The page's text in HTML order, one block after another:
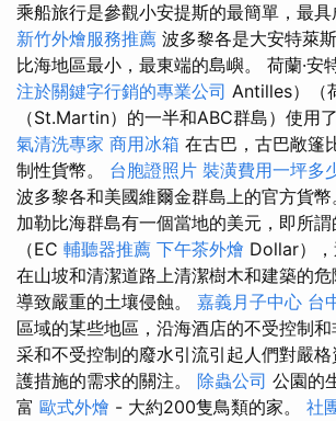
乘船旅行是參觀小安提斯的最簡單，最具
新竹外燴服務推薦 波多黎各是大安特萊
比海地區最小，最東端的島嶼。 荷蘭·安
注於關鍵字行銷的專業公司 Antilles）（
（St.Martin）的一半和ABC群島）使用
氣清洗專家 商用冰箱 在古巴，古巴敞篷
制性貨幣。 台胞證照片 裝潢費用一坪多
波多黎各和美國維爾金群島上的官方貨幣
加勒比海群島有一個當地的美元，即所
（EC 輔聽器推薦 下午茶外燴 Dollar），
在山坡和清潔道路上清潔樹木和建築的
導致嚴重的土壤侵蝕。 嘉義月子中心 台
區域的某些地區，沿海酒店的不受控制
采和不受控制的廢水引流引起人們對嚴
護措施的需求的關注。 除蟲公司 公園的
富 歐式外燴 - 大約200隻鳥類的家。 社